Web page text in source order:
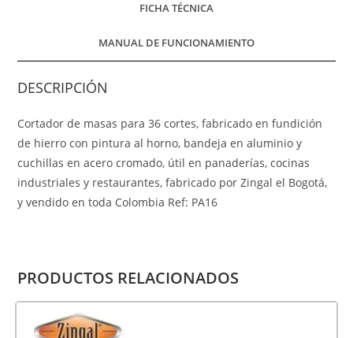
FICHA TÉCNICA
MANUAL DE FUNCIONAMIENTO
DESCRIPCIÓN
Cortador de masas para 36 cortes, fabricado en fundición
de hierro con pintura al horno, bandeja en aluminio y
cuchillas en acero cromado, útil en panaderías, cocinas
industriales y restaurantes, fabricado por Zingal el Bogotá,
y vendido en toda Colombia Ref: PA16
PRODUCTOS RELACIONADOS